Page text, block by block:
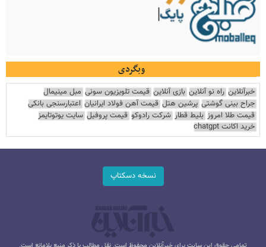
وبگردی
خبرآنلاین راه نو آنلاین بازی آنلاین قیمت تلویزیون سونی مبل مینیمال
جراح بینی گوشتی پرشین هتل قیمت آهن فولاد ایرانیان اعتبارسنجی بانکی
قیمت طلا امروز بلیط قطار شرکت رادوکو قیمت پروفیل سایت یوتوتایمز
خرید اکانت chatgpt
نسخه دسکتاپ